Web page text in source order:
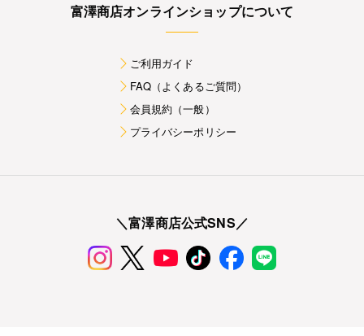
富澤商店オンラインショップについて
ご利用ガイド
FAQ（よくあるご質問）
会員規約（一般）
プライバシーポリシー
＼富澤商店公式SNS／